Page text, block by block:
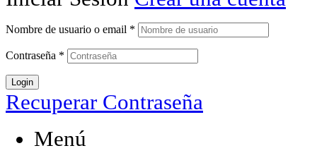
Nombre de usuario o email *
Contraseña *
Login
Recuperar Contraseña
Menú